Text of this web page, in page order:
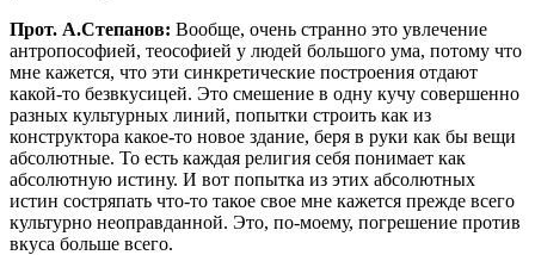
Прот. А.Степанов: Вообще, очень странно это увлечение
антропософией, теософией у людей большого ума, потому что
мне кажется, что эти синкретические построения отдают
какой-то безвкусицей. Это смешение в одну кучу совершенно
разных культурных линий, попытки строить как из
конструктора какое-то новое здание, беря в руки как бы вещи
абсолютные. То есть каждая религия себя понимает как
абсолютную истину. И вот попытка из этих абсолютных
истин состряпать что-то такое свое мне кажется прежде всего
культурно неоправданной. Это, по-моему, погрешение против
вкуса больше всего.